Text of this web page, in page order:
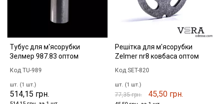
Тубус для м'ясорубки
Зелмер 987.83 оптом
Код TU-989
шт. (1 шт.)
514,15 грн.
Решітка для м'ясорубки
Zelmer nr8 ковбаса оптом
Код SET-820
шт. (1 шт.)
77,35 грн. 45,50 грн.